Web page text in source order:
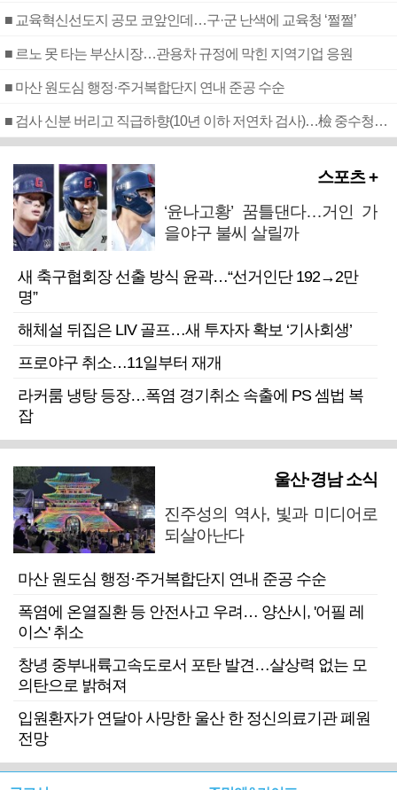
■ 교육혁신선도지 공모 코앞인데…구·군 난색에 교육청 ‘쩔쩔’
■ 르노 못 타는 부산시장…관용차 규정에 막힌 지역기업 응원
■ 마산 원도심 행정·주거복합단지 연내 준공 수순
■ 검사 신분 버리고 직급하향(10년 이하 저연차 검사)…檢 중수청행 기피
스포츠 +
‘윤나고황’ 꿈틀댄다…거인 가
을야구 불씨 살릴까
새 축구협회장 선출 방식 윤곽…“선거인단 192→2만
명”
해체설 뒤집은 LIV 골프…새 투자자 확보 ‘기사회생’
프로야구 취소…11일부터 재개
라커룸 냉탕 등장…폭염 경기취소 속출에 PS 셈법 복
잡
울산·경남 소식
진주성의 역사, 빛과 미디어로
되살아난다
마산 원도심 행정·주거복합단지 연내 준공 수순
폭염에 온열질환 등 안전사고 우려… 양산시, '어필 레
이스' 취소
창녕 중부내륙고속도로서 포탄 발견…살상력 없는 모
의탄으로 밝혀져
입원환자가 연달아 사망한 울산 한 정신의료기관 폐원
전망